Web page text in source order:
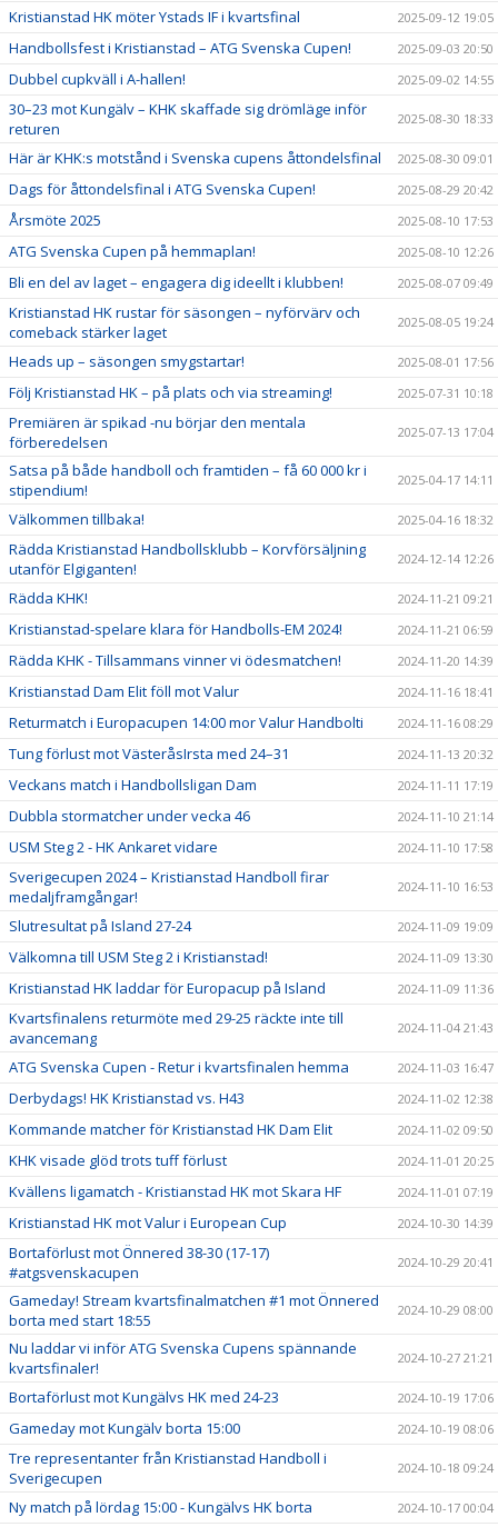
Kristianstad HK möter Ystads IF i kvartsfinal 2025-09-12 19:05
Handbollsfest i Kristianstad – ATG Svenska Cupen! 2025-09-03 20:50
Dubbel cupkväll i A-hallen! 2025-09-02 14:55
30–23 mot Kungälv – KHK skaffade sig drömläge inför
returen
2025-08-30 18:33
Här är KHK:s motstånd i Svenska cupens åttondelsfinal 2025-08-30 09:01
Dags för åttondelsfinal i ATG Svenska Cupen! 2025-08-29 20:42
Årsmöte 2025 2025-08-10 17:53
ATG Svenska Cupen på hemmaplan! 2025-08-10 12:26
Bli en del av laget – engagera dig ideellt i klubben! 2025-08-07 09:49
Kristianstad HK rustar för säsongen – nyförvärv och
comeback stärker laget
2025-08-05 19:24
Heads up – säsongen smygstartar! 2025-08-01 17:56
Följ Kristianstad HK – på plats och via streaming! 2025-07-31 10:18
Premiären är spikad -nu börjar den mentala
förberedelsen
2025-07-13 17:04
Satsa på både handboll och framtiden – få 60 000 kr i
stipendium!
2025-04-17 14:11
Välkommen tillbaka! 2025-04-16 18:32
Rädda Kristianstad Handbollsklubb – Korvförsäljning
utanför Elgiganten!
2024-12-14 12:26
Rädda KHK! 2024-11-21 09:21
Kristianstad-spelare klara för Handbolls-EM 2024! 2024-11-21 06:59
Rädda KHK - Tillsammans vinner vi ödesmatchen! 2024-11-20 14:39
Kristianstad Dam Elit föll mot Valur 2024-11-16 18:41
Returmatch i Europacupen 14:00 mor Valur Handbolti 2024-11-16 08:29
Tung förlust mot VästeråsIrsta med 24–31 2024-11-13 20:32
Veckans match i Handbollsligan Dam 2024-11-11 17:19
Dubbla stormatcher under vecka 46 2024-11-10 21:14
USM Steg 2 - HK Ankaret vidare 2024-11-10 17:58
Sverigecupen 2024 – Kristianstad Handboll firar
medaljframgångar!
2024-11-10 16:53
Slutresultat på Island 27-24 2024-11-09 19:09
Välkomna till USM Steg 2 i Kristianstad! 2024-11-09 13:30
Kristianstad HK laddar för Europacup på Island 2024-11-09 11:36
Kvartsfinalens returmöte med 29-25 räckte inte till
avancemang
2024-11-04 21:43
ATG Svenska Cupen - Retur i kvartsfinalen hemma 2024-11-03 16:47
Derbydags! HK Kristianstad vs. H43 2024-11-02 12:38
Kommande matcher för Kristianstad HK Dam Elit 2024-11-02 09:50
KHK visade glöd trots tuff förlust 2024-11-01 20:25
Kvällens ligamatch - Kristianstad HK mot Skara HF 2024-11-01 07:19
Kristianstad HK mot Valur i European Cup 2024-10-30 14:39
Bortaförlust mot Önnered 38-30 (17-17)
#atgsvenskacupen
2024-10-29 20:41
Gameday! Stream kvartsfinalmatchen #1 mot Önnered
borta med start 18:55
2024-10-29 08:00
Nu laddar vi inför ATG Svenska Cupens spännande
kvartsfinaler!
2024-10-27 21:21
Bortaförlust mot Kungälvs HK med 24-23 2024-10-19 17:06
Gameday mot Kungälv borta 15:00 2024-10-19 08:06
Tre representanter från Kristianstad Handboll i
Sverigecupen
2024-10-18 09:24
Ny match på lördag 15:00 - Kungälvs HK borta 2024-10-17 00:04